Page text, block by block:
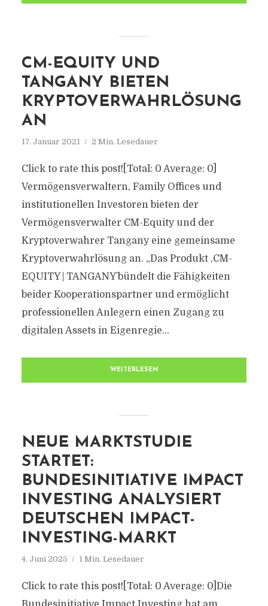
CM-EQUITY UND
TANGANY BIETEN
KRYPTOVERWAHRLÖSUNG
AN
17. Januar 2021 2 Min. Lesedauer
Click to rate this post![Total: 0 Average: 0]
Vermögensverwaltern, Family Offices und
institutionellen Investoren bieten der
Vermögensverwalter CM-Equity und der
Kryptoverwahrer Tangany eine gemeinsame
Kryptoverwahrlösung an. „Das Produkt ,CM-
EQUITY | TANGANY´ bündelt die Fähigkeiten
beider Kooperationspartner und ermöglicht
professionellen Anlegern einen Zugang zu
digitalen Assets in Eigenregie...
WEITERLESEN
NEUE MARKTSTUDIE
STARTET:
BUNDESINITIATIVE IMPACT
INVESTING ANALYSIERT
DEUTSCHEN IMPACT-
INVESTING-MARKT
4. Juni 2025 1 Min. Lesedauer
Click to rate this post![Total: 0 Average: 0]Die